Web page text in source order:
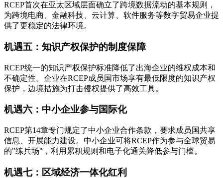
RCEP首次在亚太区域层面确立了跨境数据流动的基本规则，
为跨境电商、金融科技、云计算、软件服务等数字贸易企业提
供了更稳定的法律环境。
机遇五：知识产权保护的制度保障
RCEP统一的知识产权保护标准降低了出海企业的维权成本和
不确定性。企业在RCEP成员国市场享有最低限度的知识产权
保护，边境措施为打击侵权提供了高效工具。
机遇六：中小企业参与国际化
RCEP第14章专门规定了中小企业合作条款，要求成员国共享
信息、开展能力建设。中小企业可将RCEP作为参与全球贸易
的"练兵场"，利用累积规则和电子化通关降低参与门槛。
机遇七：区域经济一体化红利